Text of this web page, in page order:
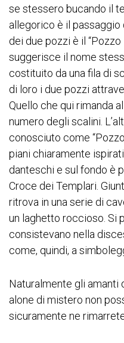
se stessero bucando il
allegorico è il passaggio
dei due pozzi è il
suggerisce il nome
costituito da una fila di
di loro i due pozzi
Quello che qui rimanda
numero degli scalini.
conosciuto come
piani chiaramente
danteschi e sul fondo è
Croce dei Templari.
ritrova in una serie di
un laghetto roccioso. Si
consistevano nella
come, quindi, a
Naturalmente gli amanti
alone di mistero non
sicuramente ne